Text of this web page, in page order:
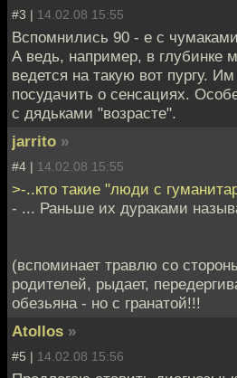
#3 | 14.02.08 15:55
Вспомнились 90 - е с
А ведь, например, в глубинке
ведется на такую вот пургу.
посудачить о сенсациях.
с дядьками "возрасте".
jarrito »
#4 | 14.02.08 15:55
>-..кто такие "люди с
- ... Раньше их дураками
(вспоминает травлю со
родителей, рыдает,
обезьяна - но с гранатой!!!
Atollos »
#5 | 14.02.08 15:56